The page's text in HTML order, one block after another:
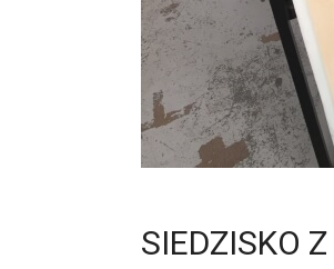
SIEDZISKO